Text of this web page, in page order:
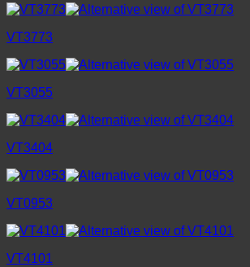
VT3773
VT3055
VT3404
VT0953
VT4101